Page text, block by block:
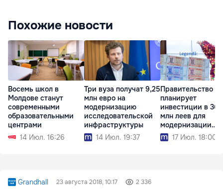
Похожие новости
Восемь школ в
Молдове станут
современными
образовательными
центрами
14 Июл. 16:26
Три вуза получат 9,25
млн евро на
модернизацию
исследовательской
инфраструктуры
14 Июл. 19:37
Правительство
планирует
инвестиции в 366
млн леев для
модернизации
населённых
17 Июл. 18:00
Grandhall 23 августа 2018, 10:17 2 336